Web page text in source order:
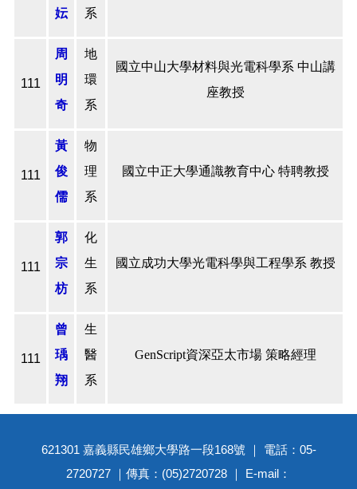
妘
系
111
周
明
奇
地
環
系
國立中山大學材料與光電科學系 中山講
座教授
111
黃
俊
儒
物
理
系
國立中正大學通識教育中心 特聘教授
111
郭
宗
枋
化
生
系
國立成功大學光電科學與工程學系 教授
111
曾
瑀
翔
生
醫
系
GenScript資深亞太市場 策略經理
621301 嘉義縣民雄鄉大學路一段168號 ｜ 電話：05-
2720727 ｜傳真：(05)2720728 ｜ E-mail：